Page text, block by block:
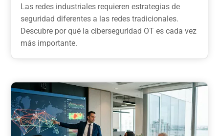
Las redes industriales requieren estrategias de
seguridad diferentes a las redes tradicionales.
Descubre por qué la ciberseguridad OT es cada vez
más importante.